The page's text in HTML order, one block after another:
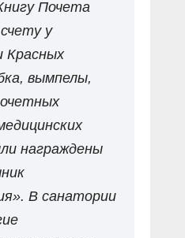
Почета
у
Красных
вымпелы,
награждены
В санатории